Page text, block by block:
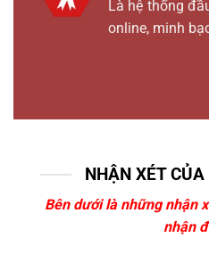
Là hệ thống
online, minh
NHẬN XÉT
Bên dưới là những nhận
nhận